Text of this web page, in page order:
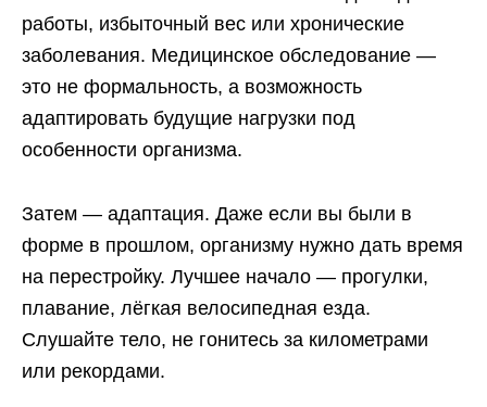
работы, избыточный вес или хронические
заболевания. Медицинское обследование —
это не формальность, а возможность
адаптировать будущие нагрузки под
особенности организма.
Затем — адаптация. Даже если вы были в
форме в прошлом, организму нужно дать время
на перестройку. Лучшее начало — прогулки,
плавание, лёгкая велосипедная езда.
Слушайте тело, не гонитесь за километрами
или рекордами.